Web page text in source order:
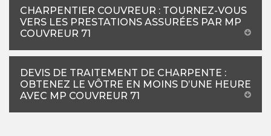
CHARPENTIER COUVREUR : TOURNEZ-VOUS
VERS LES PRESTATIONS ASSURÉES PAR MP
COUVREUR 71
DEVIS DE TRAITEMENT DE CHARPENTE :
OBTENEZ LE VÔTRE EN MOINS D’UNE HEURE
AVEC MP COUVREUR 71